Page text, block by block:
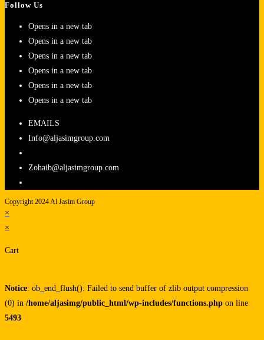
Follow Us
Opens in a new tab
Opens in a new tab
Opens in a new tab
Opens in a new tab
Opens in a new tab
Opens in a new tab
EMAILS
Info@aljasimgroup.com
Zohaib@aljasimgroup.com
Copyright 2024 Al Jasim Group
×
×
Cart
Notice: ob_end_flush(): Failed to send buffer of zlib output compression
(0) in /home/aljasimg/public_html/wp-includes/functions.php on line
5493